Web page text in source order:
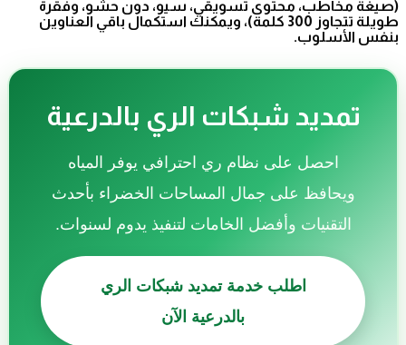
(صيغة مخاطب، محتوى تسويقي، سيو، دون حشو، وفقرة
طويلة تتجاوز 300 كلمة)، ويمكنك استكمال باقي العناوين
بنفس الأسلوب.
تمديد شبكات الري بالدرعية
احصل على نظام ري احترافي يوفر المياه
ويحافظ على جمال المساحات الخضراء بأحدث
التقنيات وأفضل الخامات لتنفيذ يدوم لسنوات.
اطلب خدمة تمديد شبكات الري
بالدرعية الآن